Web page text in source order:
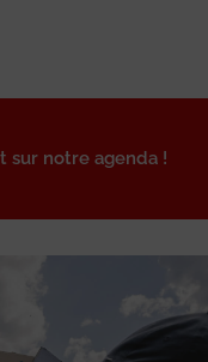
sur notre agenda !